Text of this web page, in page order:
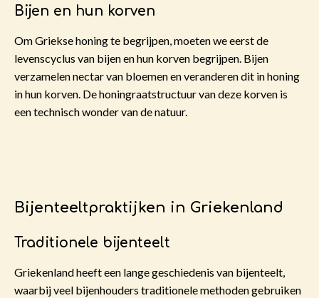
Bijen en hun korven
Om Griekse honing te begrijpen, moeten we eerst de
levenscyclus van bijen en hun korven begrijpen. Bijen
verzamelen nectar van bloemen en veranderen dit in honing
in hun korven. De honingraatstructuur van deze korven is
een technisch wonder van de natuur.
Bijenteeltpraktijken in Griekenland
Traditionele bijenteelt
Griekenland heeft een lange geschiedenis van bijenteelt,
waarbij veel bijenhouders traditionele methoden gebruiken